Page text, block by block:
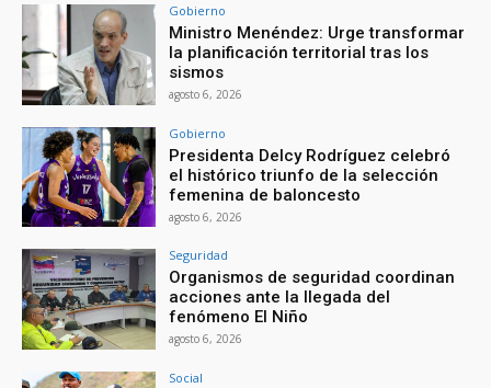
Gobierno
Ministro Menéndez: Urge transformar
la planificación territorial tras los
sismos
agosto 6, 2026
Gobierno
Presidenta Delcy Rodríguez celebró
el histórico triunfo de la selección
femenina de baloncesto
agosto 6, 2026
Seguridad
Organismos de seguridad coordinan
acciones ante la llegada del
fenómeno El Niño
agosto 6, 2026
Social